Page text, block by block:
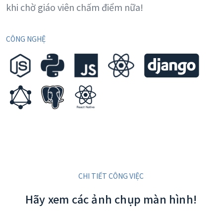
khi chờ giáo viên chấm điểm nữa!
CÔNG NGHỆ
CHI TIẾT CÔNG VIỆC
Hãy xem các ảnh chụp màn hình!